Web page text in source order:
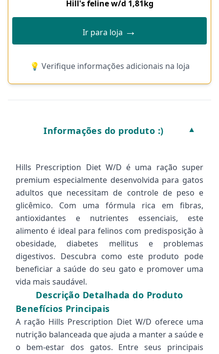
Hill's feline w/d 1,81kg
Ir para loja →
💡 Verifique informações adicionais na loja
Informações do produto :) ▼
Hills Prescription Diet W/D é uma ração super
premium especialmente desenvolvida para gatos
adultos que necessitam de controle de peso e
glicêmico. Com uma fórmula rica em fibras,
antioxidantes e nutrientes essenciais, este
alimento é ideal para felinos com predisposição à
obesidade, diabetes mellitus e problemas
digestivos. Descubra como este produto pode
beneficiar a saúde do seu gato e promover uma
vida mais saudável.
Descrição Detalhada do Produto
Benefícios Principais
A ração Hills Prescription Diet W/D oferece uma
nutrição balanceada que ajuda a manter a saúde e
o bem-estar dos gatos. Entre seus principais